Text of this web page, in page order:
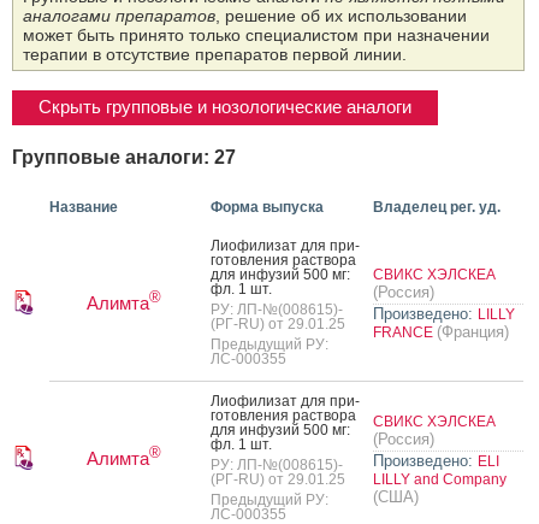
аналогами препаратов, решение об их использовании
может быть принято только специалистом при назначении
терапии в отсутствие препаратов первой линии.
Скрыть групповые и нозологические аналоги
Групповые аналоги: 27
Название Форма выпуска Владелец рег. уд.
Алимта®
Ли­офи­лизат для при­
готов­ле­ния рас­тво­ра
для ин­фу­зий 500 мг:
фл. 1 шт.
РУ: ЛП-№(008615)-
(РГ-RU) от 29.01.25
Предыдущий РУ:
ЛС-000355
СВИКС ХЭЛСКЕА
(Россия)
Произведено: LILLY
FRANCE (Франция)
Алимта®
Ли­офи­лизат для при­
готов­ле­ния рас­тво­ра
для ин­фу­зий 500 мг:
фл. 1 шт.
РУ: ЛП-№(008615)-
(РГ-RU) от 29.01.25
Предыдущий РУ:
ЛС-000355
СВИКС ХЭЛСКЕА
(Россия)
Произведено: ELI
LILLY and Company
(США)